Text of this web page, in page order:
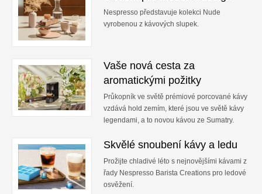
Nespresso představuje kolekci Nude
vyrobenou z kávových slupek.
Vaše nová cesta za
aromatickými požitky
Průkopník ve světě prémiové porcované kávy
vzdává hold zemím, které jsou ve světě kávy
legendami, a to novou kávou ze Sumatry.
Skvělé snoubení kávy a ledu
Prožijte chladivé léto s nejnovějšími kávami z
řady Nespresso Barista Creations pro ledové
osvěžení.